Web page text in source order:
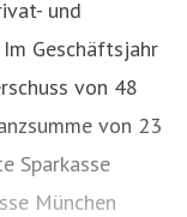
und
Geschäftsjahr
von 48
von 23
Sparkasse
München